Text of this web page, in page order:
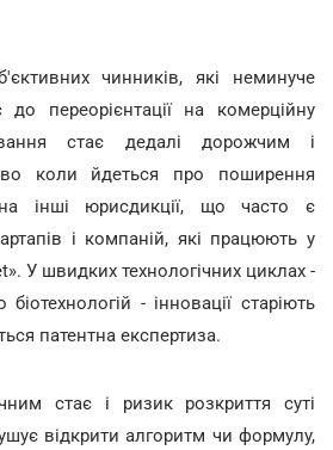
чинників, які неминуче
до переорієнтації на комерційну
стає дедалі дорожчим і
коли йдеться про поширення
інші юрисдикції, що часто є
і компаній, які працюють у
У швидких технологічних циклах -
- інновації старіють
патентна експертиза.
стає і ризик розкриття суті
відкрити алгоритм чи формулу,